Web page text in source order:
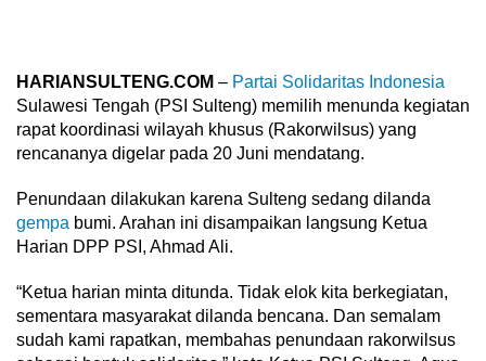
HARIANSULTENG.COM – Partai Solidaritas Indonesia
Sulawesi Tengah (PSI Sulteng) memilih menunda kegiatan
rapat koordinasi wilayah khusus (Rakorwilsus) yang
rencananya digelar pada 20 Juni mendatang.
Penundaan dilakukan karena Sulteng sedang dilanda
gempa bumi. Arahan ini disampaikan langsung Ketua
Harian DPP PSI, Ahmad Ali.
“Ketua harian minta ditunda. Tidak elok kita berkegiatan,
sementara masyarakat dilanda bencana. Dan semalam
sudah kami rapatkan, membahas penundaan rakorwilsus